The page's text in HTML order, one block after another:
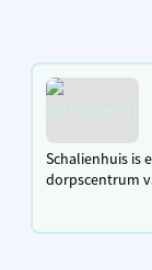
Schalienhuis is
dorpscentrum